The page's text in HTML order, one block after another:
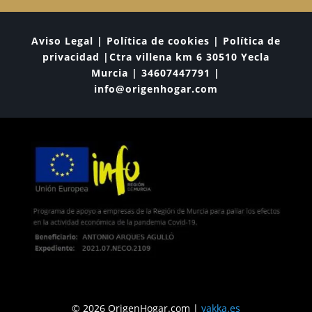
Aviso Legal | Política de cookies | Política de
privacidad |Ctra villena km 6 30510 Yecla
Murcia | 34607447791 |
info@origenhogar.com
© 2026 OrigenHogar.com | yakka.es